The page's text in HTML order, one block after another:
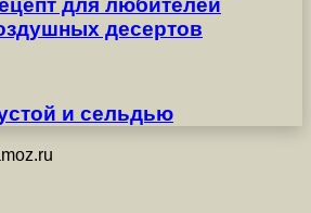
для любителей
десертов
и сельдью